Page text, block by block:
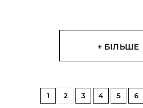
+ БІЛЬШЕ
1 2 3 4 5 6